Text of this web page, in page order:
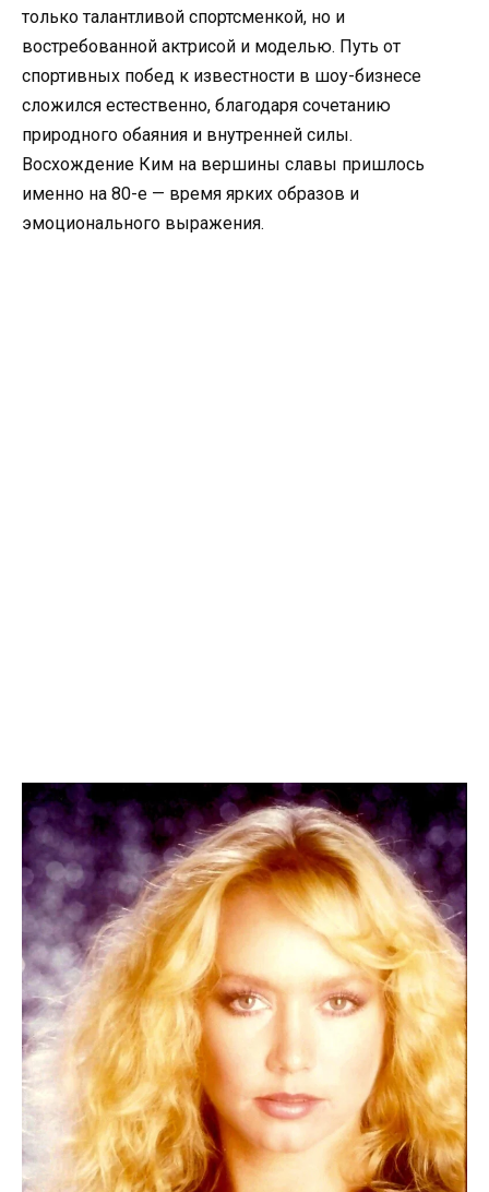
только талантливой спортсменкой, но и
востребованной актрисой и моделью. Путь от
спортивных побед к известности в шоу-бизнесе
сложился естественно, благодаря сочетанию
природного обаяния и внутренней силы.
Восхождение Ким на вершины славы пришлось
именно на 80-е — время ярких образов и
эмоционального выражения.